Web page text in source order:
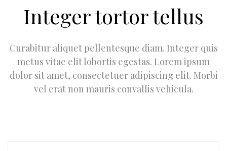
Integer tortor tellus
Curabitur aliquet pellentesque diam. Integer quis
metus vitae elit lobortis egestas. Lorem ipsum
dolor sit amet, consectetuer adipiscing elit. Morbi
vel erat non mauris convallis vehicula.